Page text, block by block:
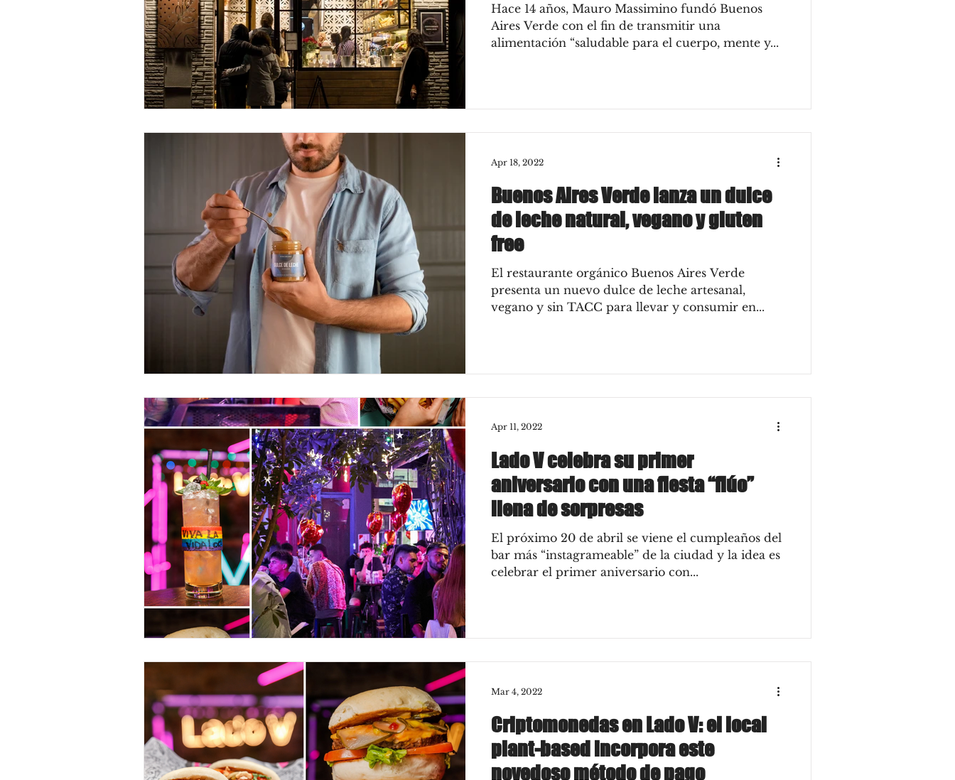
Hace 14 años, Mauro Massimino fundó Buenos
Aires Verde con el fin de transmitir una
alimentación “saludable para el cuerpo, mente y...
Buenos Aires Verde lanza un dulce
de leche natural, vegano y gluten
free
El restaurante orgánico Buenos Aires Verde
presenta un nuevo dulce de leche artesanal,
vegano y sin TACC para llevar y consumir en...
Apr 18, 2022
Lado V celebra su primer
aniversario con una fiesta “flúo”
llena de sorpresas
El próximo 20 de abril se viene el cumpleaños del
bar más “instagrameable” de la ciudad y la idea es
celebrar el primer aniversario con...
Apr 11, 2022
Criptomonedas en Lado V: el local
plant-based incorpora este
novedoso método de pago
Mar 4, 2022